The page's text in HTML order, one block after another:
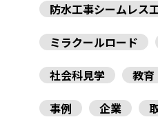
防水工事シームレス
ミラクールロード
社会科見学
教育
事例
企業